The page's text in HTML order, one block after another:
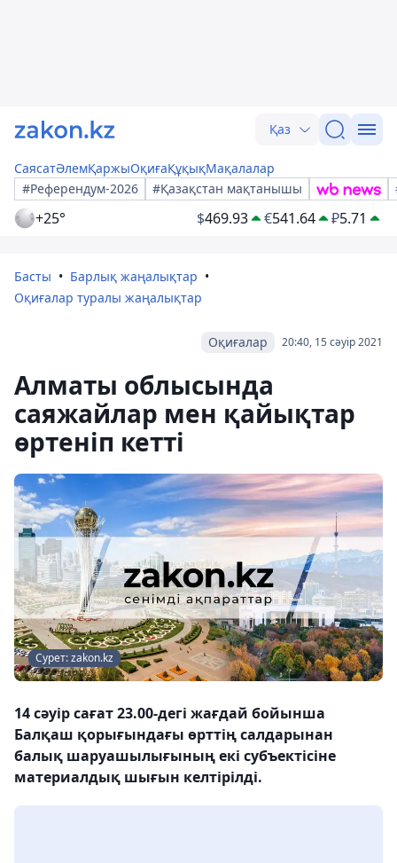
Қаз
СаясатӘлемҚаржыОқиғаҚұқықМақалалар
#Референдум-2026
#Қазақстан мақтанышы
+25° $469.93 €541.64 ₽5.71
Басты
Барлық жаңалықтар
Оқиғалар туралы жаңалықтар
20:40, 15 сәуір 2021
Оқиғалар
Алматы облысында
саяжайлар мен қайықтар
өртеніп кетті
Сурет: zakon.kz
14 сәуір сағат 23.00-дегі жағдай бойынша
Балқаш қорығындағы өрттің салдарынан
балық шаруашылығының екі субъектісіне
материалдық шығын келтірілді.